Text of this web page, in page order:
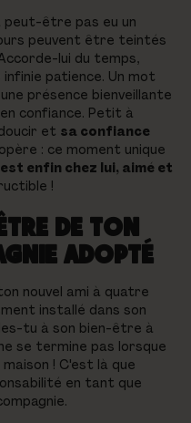
peut-être pas eu un
peuvent être teintés
lui du temps,
patience. Un mot
présence bienveillante
confiance. Petit à
et sa confiance
: ce moment unique
enfin chez lui, aimé et
!
DE TON
ADOPTÉ
nouvel ami à quatre
installé dans son
tu à son bien-être à
se termine pas lorsque
! C'est là que
en tant que